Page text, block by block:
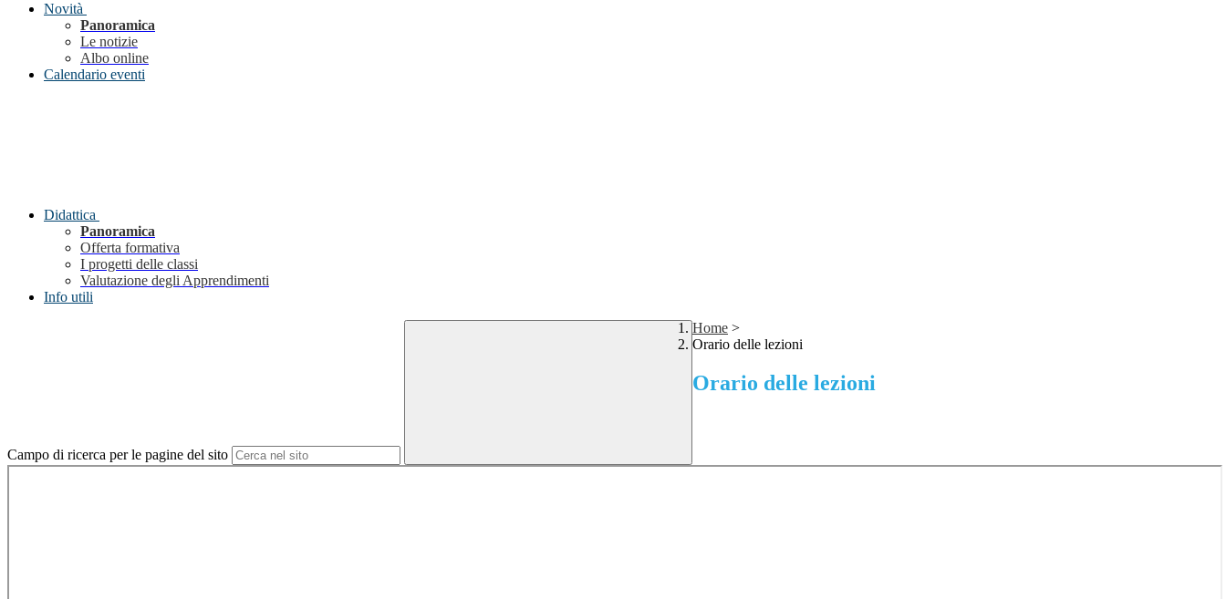
Novità
Panoramica
Le notizie
Albo online
Calendario eventi
Didattica
Panoramica
Offerta formativa
I progetti delle classi
Valutazione degli Apprendimenti
Info utili
Campo di ricerca per le pagine del sito
Home >
Orario delle lezioni
Orario delle lezioni